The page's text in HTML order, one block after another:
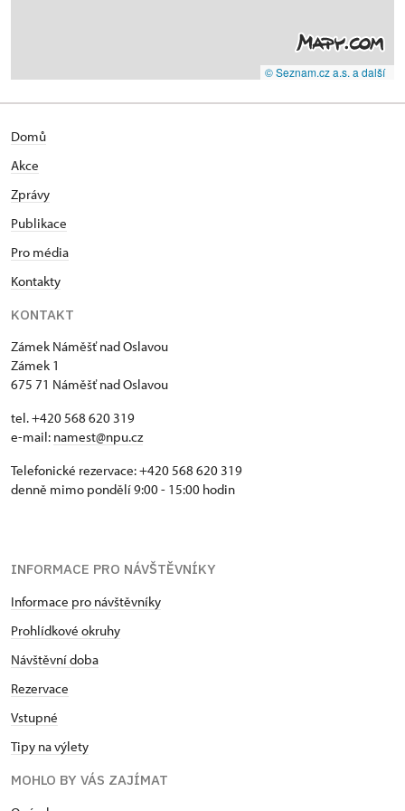
© Seznam.cz a.s. a další
Domů
Akce
Zprávy
Publikace
Pro média
Kontakty
KONTAKT
Zámek Náměšť nad Oslavou
Zámek 1
675 71 Náměšť nad Oslavou
tel. +420 568 620 319
e-mail: namest@npu.cz
Telefonické rezervace: +420 568 620 319
denně mimo pondělí 9:00 - 15:00 hodin
INFORMACE PRO NÁVŠTĚVNÍKY
Informace pro návštěvníky
Prohlídkové okruhy
Návštěvní doba
Rezervace
Vstupné
Tipy na výlety
MOHLO BY VÁS ZAJÍMAT